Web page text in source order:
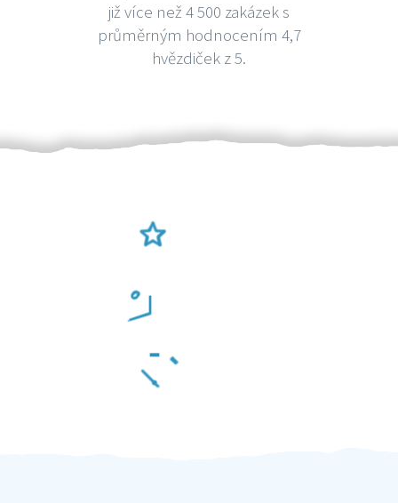
již více než 4 500 zakázek s
průměrným hodnocením 4,7
hvězdiček z 5.